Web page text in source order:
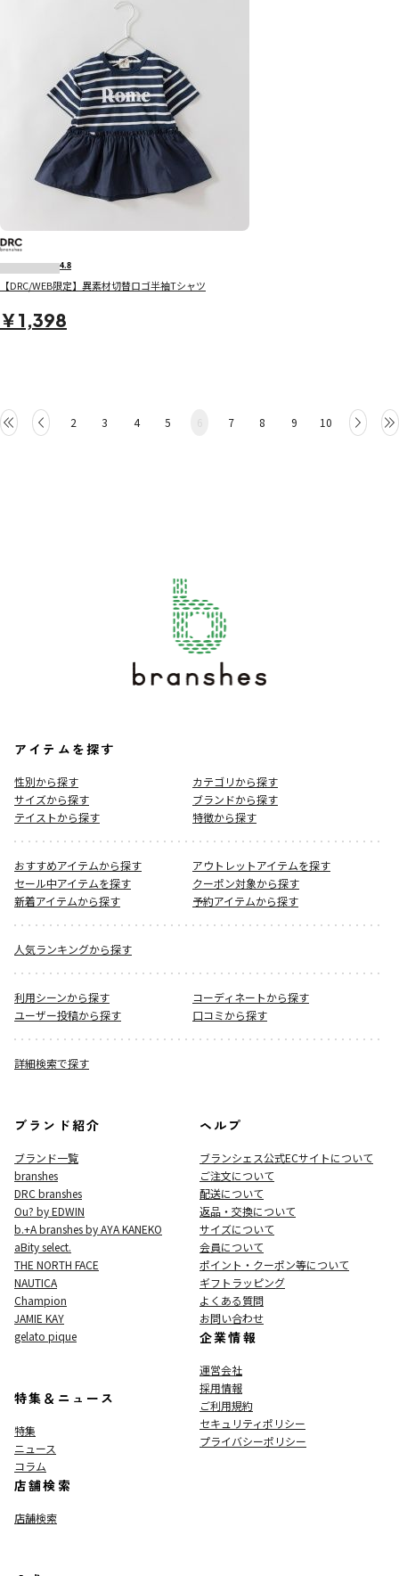
4.8
【DRC/WEB限定】異素材切替ロゴ半袖Tシャツ
￥1,398
2 3 4 5 7 8 9 10
アイテムを探す
性別から探す
カテゴリから探す
サイズから探す
ブランドから探す
テイストから探す
特徴から探す
おすすめアイテムから探す
アウトレットアイテムを探す
セール中アイテムを探す
クーポン対象から探す
新着アイテムから探す
予約アイテムから探す
人気ランキングから探す
利用シーンから探す
コーディネートから探す
ユーザー投稿から探す
口コミから探す
詳細検索で探す
ブランド紹介
ブランド一覧
branshes
DRC branshes
Ou? by EDWIN
b.+A branshes by AYA KANEKO
aBity select.
THE NORTH FACE
NAUTICA
Champion
JAMIE KAY
gelato pique
特集＆ニュース
特集
ニュース
コラム
店舗検索
店舗検索
ヘルプ
ブランシェス公式ECサイトについて
ご注文について
配送について
返品・交換について
サイズについて
会員について
ポイント・クーポン等について
ギフトラッピング
よくある質問
お問い合わせ
企業情報
運営会社
採用情報
ご利用規約
セキュリティポリシー
プライバシーポリシー